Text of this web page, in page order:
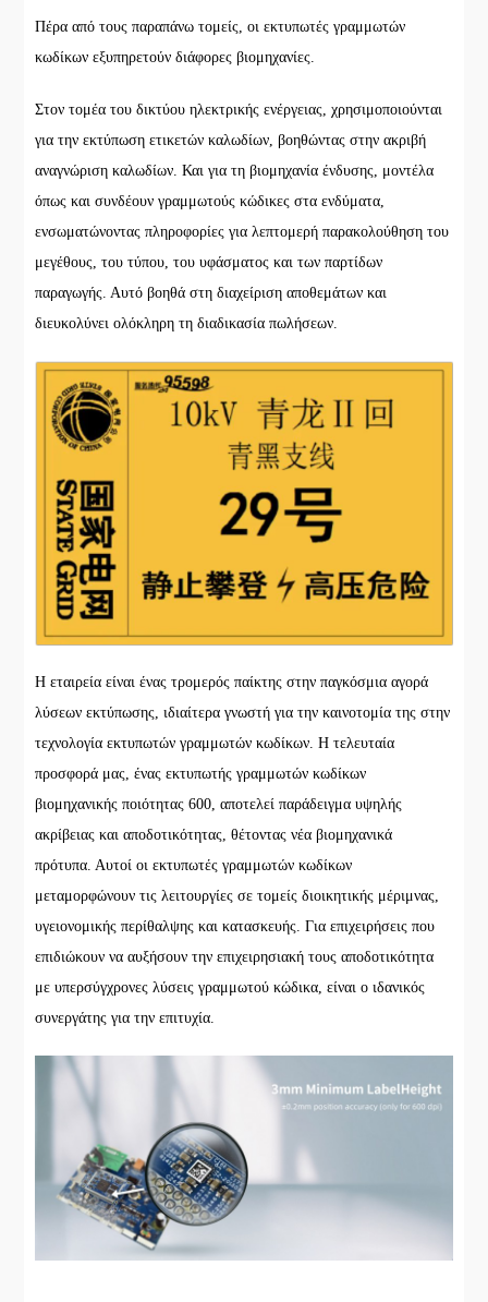
Πέρα από τους παραπάνω τομείς, οι εκτυπωτές γραμμωτών
κωδίκων εξυπηρετούν διάφορες βιομηχανίες.
Στον τομέα του δικτύου ηλεκτρικής ενέργειας, χρησιμοποιούνται
για την εκτύπωση ετικετών καλωδίων, βοηθώντας στην ακριβή
αναγνώριση καλωδίων. Και για τη βιομηχανία ένδυσης, μοντέλα
όπως και συνδέουν γραμμωτούς κώδικες στα ενδύματα,
ενσωματώνοντας πληροφορίες για λεπτομερή παρακολούθηση του
μεγέθους, του τύπου, του υφάσματος και των παρτίδων
παραγωγής. Αυτό βοηθά στη διαχείριση αποθεμάτων και
διευκολύνει ολόκληρη τη διαδικασία πωλήσεων.
Η εταιρεία είναι ένας τρομερός παίκτης στην παγκόσμια αγορά
λύσεων εκτύπωσης, ιδιαίτερα γνωστή για την καινοτομία της στην
τεχνολογία εκτυπωτών γραμμωτών κωδίκων. Η τελευταία
προσφορά μας, ένας εκτυπωτής γραμμωτών κωδίκων
βιομηχανικής ποιότητας 600, αποτελεί παράδειγμα υψηλής
ακρίβειας και αποδοτικότητας, θέτοντας νέα βιομηχανικά
πρότυπα. Αυτοί οι εκτυπωτές γραμμωτών κωδίκων
μεταμορφώνουν τις λειτουργίες σε τομείς διοικητικής μέριμνας,
υγειονομικής περίθαλψης και κατασκευής. Για επιχειρήσεις που
επιδιώκουν να αυξήσουν την επιχειρησιακή τους αποδοτικότητα
με υπερσύγχρονες λύσεις γραμμωτού κώδικα, είναι ο ιδανικός
συνεργάτης για την επιτυχία.